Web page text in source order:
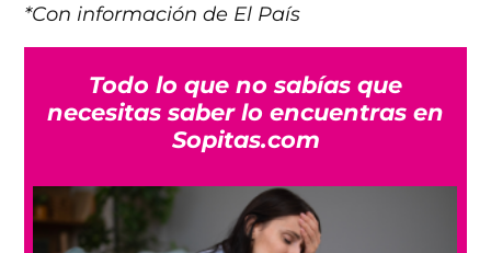
*Con información de El País
Todo lo que no sabías que
necesitas saber lo encuentras en
Sopitas.com